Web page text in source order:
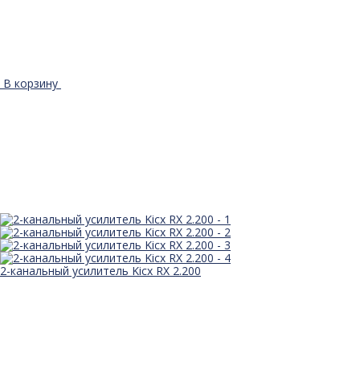
В корзину
2-канальный усилитель Kicx RX 2.200